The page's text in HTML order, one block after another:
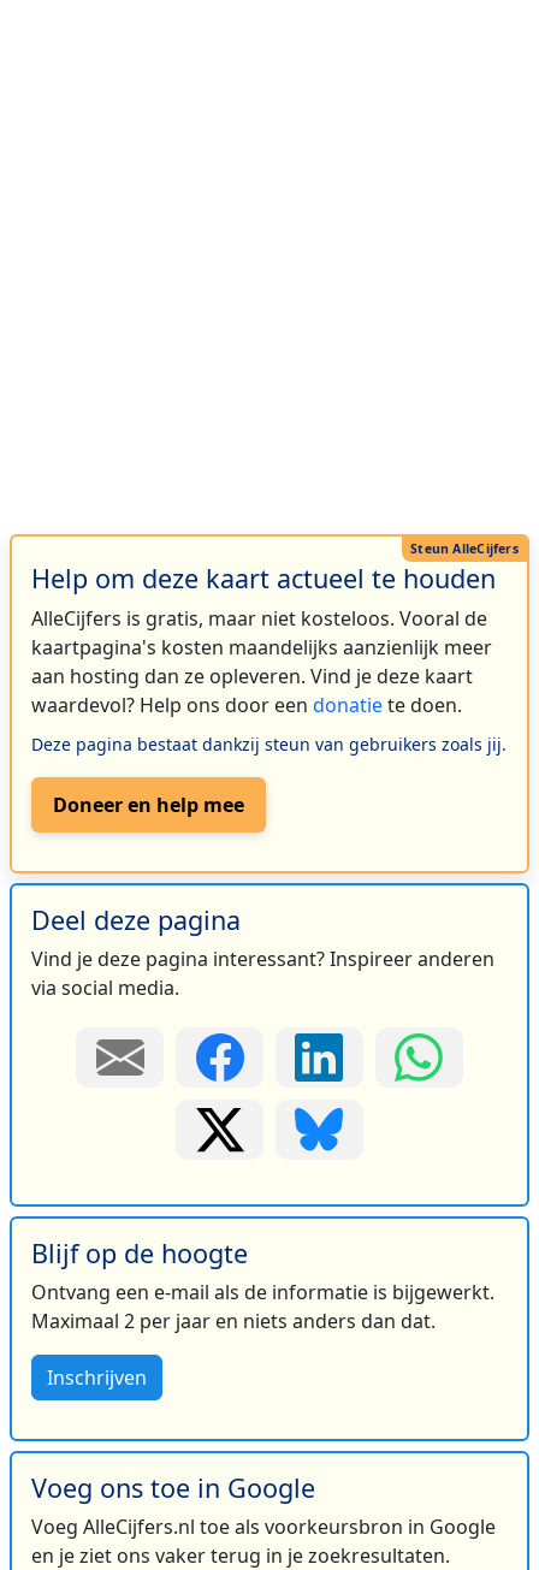
Help om deze kaart actueel te houden
AlleCijfers is gratis, maar niet kosteloos. Vooral de
kaartpagina's kosten maandelijks aanzienlijk meer
aan hosting dan ze opleveren. Vind je deze kaart
waardevol? Help ons door een donatiete doen.
Deze pagina bestaat dankzij steun van gebruikers zoals jij.
Doneer en help mee
Deel deze pagina
Vind je deze pagina interessant? Inspireer anderen
via social media.
Blijf op de hoogte
Ontvang een e-mail als de informatie is bijgewerkt.
Maximaal 2 per jaar en niets anders dan dat.
Inschrijven
Voeg ons toe in Google
Voeg AlleCijfers.nl toe als voorkeursbron in Google
en je ziet ons vaker terug in je zoekresultaten.